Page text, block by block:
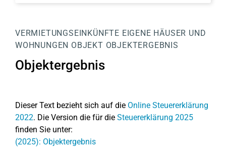
VERMIETUNGSEINKÜNFTE EIGENE HÄUSER UND
WOHNUNGEN OBJEKT OBJEKTERGEBNIS
Objektergebnis
Dieser Text bezieht sich auf die Online Steuererklärung
2022. Die Version die für die Steuererklärung 2025
finden Sie unter:
(2025): Objektergebnis